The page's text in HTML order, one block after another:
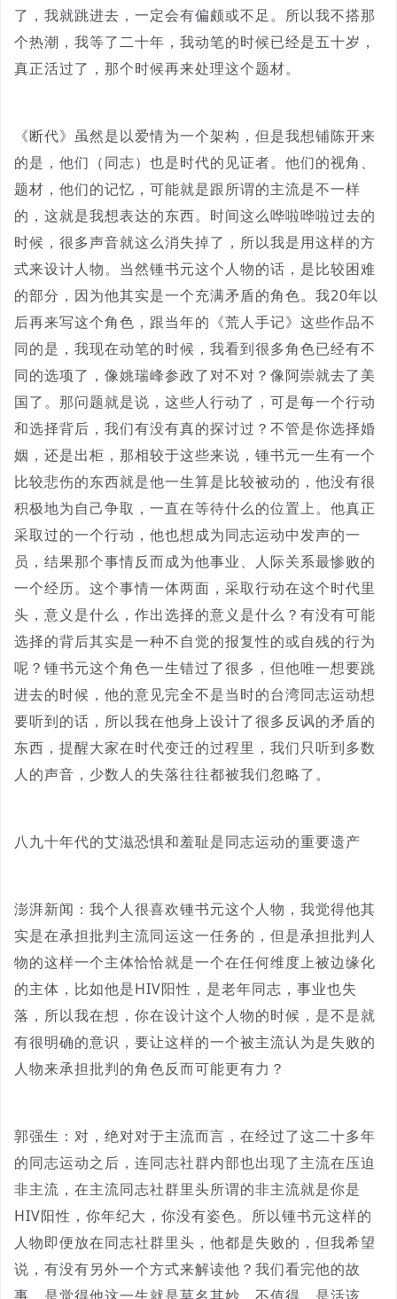
了，我就跳进去，一定会有偏颇或不足。所以我不搭那
个热潮，我等了二十年，我动笔的时候已经是五十岁，
真正活过了，那个时候再来处理这个题材。
《断代》虽然是以爱情为一个架构，但是我想铺陈开来
的是，他们（同志）也是时代的见证者。他们的视角、
题材，他们的记忆，可能就是跟所谓的主流是不一样
的，这就是我想表达的东西。时间这么哗啦哗啦过去的
时候，很多声音就这么消失掉了，所以我是用这样的方
式来设计人物。当然锺书元这个人物的话，是比较困难
的部分，因为他其实是一个充满矛盾的角色。我20年以
后再来写这个角色，跟当年的《荒人手记》这些作品不
同的是，我现在动笔的时候，我看到很多角色已经有不
同的选项了，像姚瑞峰参政了对不对？像阿崇就去了美
国了。那问题就是说，这些人行动了，可是每一个行动
和选择背后，我们有没有真的探讨过？不管是你选择婚
姻，还是出柜，那相较于这些来说，锺书元一生有一个
比较悲伤的东西就是他一生算是比较被动的，他没有很
积极地为自己争取，一直在等待什么的位置上。他真正
采取过的一个行动，他也想成为同志运动中发声的一
员，结果那个事情反而成为他事业、人际关系最惨败的
一个经历。这个事情一体两面，采取行动在这个时代里
头，意义是什么，作出选择的意义是什么？有没有可能
选择的背后其实是一种不自觉的报复性的或自残的行为
呢？锺书元这个角色一生错过了很多，但他唯一想要跳
进去的时候，他的意见完全不是当时的台湾同志运动想
要听到的话，所以我在他身上设计了很多反讽的矛盾的
东西，提醒大家在时代变迁的过程里，我们只听到多数
人的声音，少数人的失落往往都被我们忽略了。
八九十年代的艾滋恐惧和羞耻是同志运动的重要遗产
澎湃新闻：我个人很喜欢锺书元这个人物，我觉得他其
实是在承担批判主流同运这一任务的，但是承担批判人
物的这样一个主体恰恰就是一个在任何维度上被边缘化
的主体，比如他是HIV阳性，是老年同志，事业也失
落，所以我在想，你在设计这个人物的时候，是不是就
有很明确的意识，要让这样的一个被主流认为是失败的
人物来承担批判的角色反而可能更有力？
郭强生：对，绝对对于主流而言，在经过了这二十多年
的同志运动之后，连同志社群内部也出现了主流在压迫
非主流，在主流同志社群里头所谓的非主流就是你是
HIV阳性，你年纪大，你没有姿色。所以锺书元这样的
人物即便放在同志社群里头，他都是失败的，但我希望
说，有没有另外一个方式来解读他？我们看完他的故